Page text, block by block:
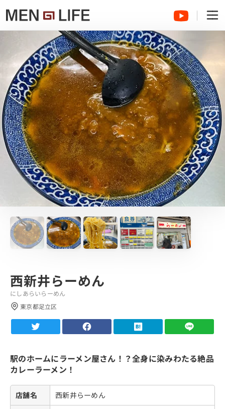
西新井らーめん
にしあらいらーめん
東京都足立区
駅のホームにラーメン屋さん！？全身に染みわたる絶品
カレーラーメン！
店舗名 西新井らーめん